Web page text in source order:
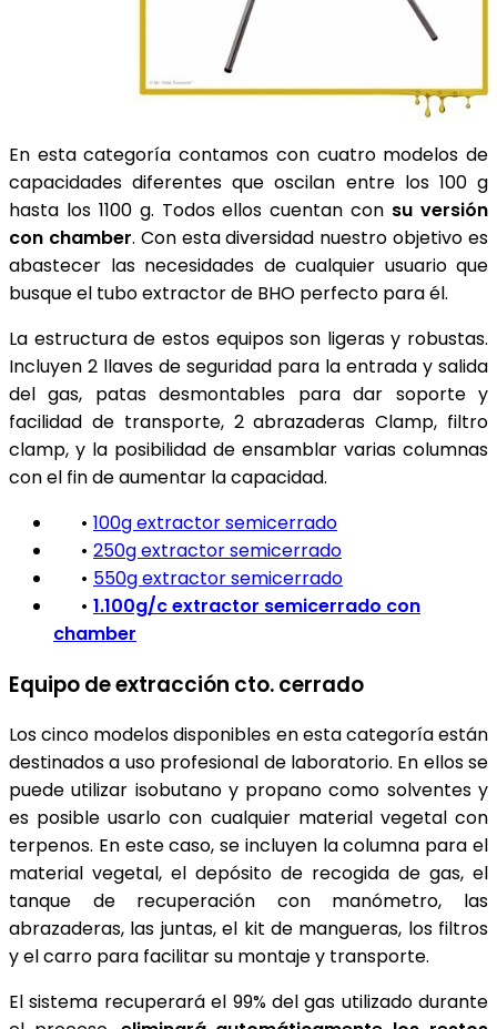
En esta categoría contamos con cuatro modelos de
capacidades diferentes que oscilan entre los 100 g
hasta los 1100 g. Todos ellos cuentan con su versión
con chamber. Con esta diversidad nuestro objetivo es
abastecer las necesidades de cualquier usuario que
busque el tubo extractor de BHO perfecto para él.
La estructura de estos equipos son ligeras y robustas.
Incluyen 2 llaves de seguridad para la entrada y salida
del gas, patas desmontables para dar soporte y
facilidad de transporte, 2 abrazaderas Clamp, filtro
clamp, y la posibilidad de ensamblar varias columnas
con el fin de aumentar la capacidad.
• 100g extractor semicerrado
• 250g extractor semicerrado
• 550g extractor semicerrado
• 1.100g/c extractor semicerrado con
chamber
Equipo de extracción cto. cerrado
Los cinco modelos disponibles en esta categoría están
destinados a uso profesional de laboratorio. En ellos se
puede utilizar isobutano y propano como solventes y
es posible usarlo con cualquier material vegetal con
terpenos. En este caso, se incluyen la columna para el
material vegetal, el depósito de recogida de gas, el
tanque de recuperación con manómetro, las
abrazaderas, las juntas, el kit de mangueras, los filtros
y el carro para facilitar su montaje y transporte.
El sistema recuperará el 99% del gas utilizado durante